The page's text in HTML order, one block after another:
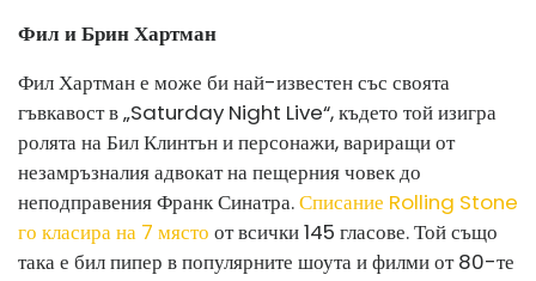
Фил и Брин Хартман
Фил Хартман е може би най-известен със своята
гъвкавост в „Saturday Night Live“, където той изигра
ролята на Бил Клинтън и персонажи, вариращи от
незамръзналия адвокат на пещерния човек до
неподправения Франк Синатра.Списание Rolling Stone
го класира на 7 място от всички 145 гласове. Той също
така е бил пипер в популярните шоута и филми от 80-те